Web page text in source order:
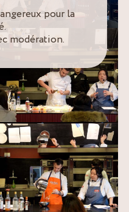
pour la
modération.